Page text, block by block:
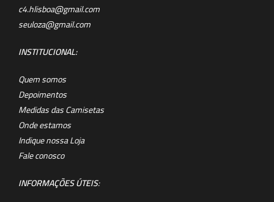
c4.hlisboa@gmail.com
seuloza@gmail.com
INSTITUCIONAL:
Quem somos
Depoimentos
Medidas das Camisetas
Onde estamos
Indique nossa Loja
Fale conosco
INFORMAÇÕES ÚTEIS: